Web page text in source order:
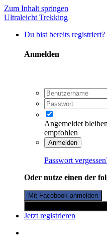
Zum Inhalt springen
Ultraleicht Trekking
Du bist bereits
Anmelden
Angemeldet bleiben
empfohlen
Anmelden
Passwort
Oder nutze einen der
Mit Facebook anmelden
Jetzt registrieren